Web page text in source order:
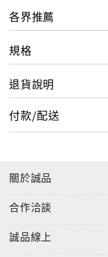
toutes réalisées à
pointe sèche. Pour
grise : un peu de
d’esprit de
從法國到台灣的藝
園、工地，開始擴散至
以速寫為創作版畫
各界推薦
規格
退貨說明
付款/配送
關於誠品
合作洽談
誠品線上